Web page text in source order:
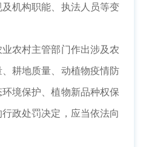
机构职能、执法人员等变
农村主管部门作出涉及农
耕地质量、动植物疫情防
境保护、植物新品种权保
政处罚决定，应当依法向